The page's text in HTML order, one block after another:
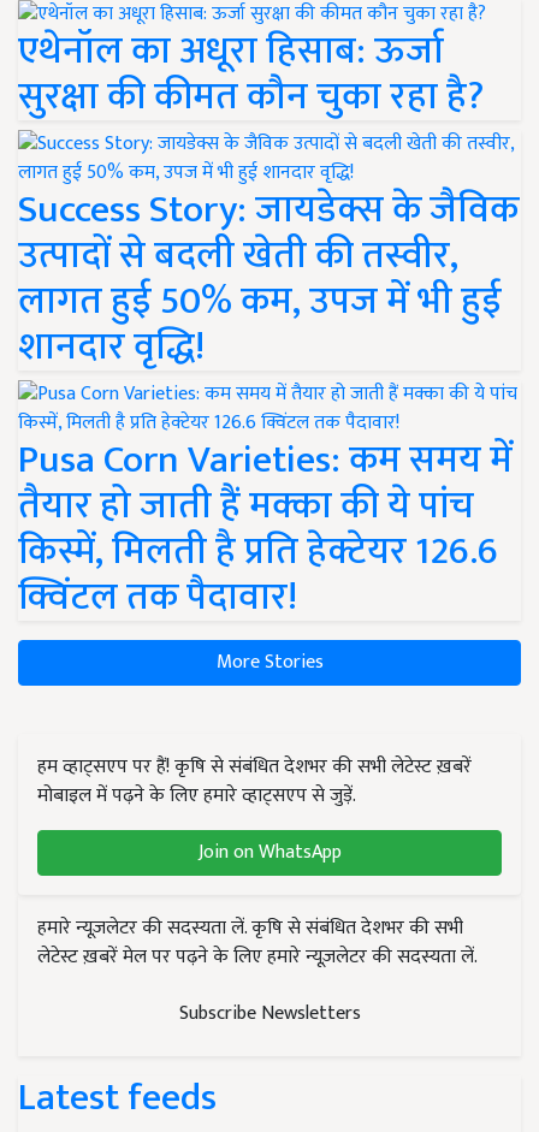
एथेनॉल का अधूरा हिसाब: ऊर्जा
सुरक्षा की कीमत कौन चुका रहा है?
Success Story: जायडेक्स के जैविक
उत्पादों से बदली खेती की तस्वीर,
लागत हुई 50% कम, उपज में भी हुई
शानदार वृद्धि!
Pusa Corn Varieties: कम समय में
तैयार हो जाती हैं मक्का की ये पांच
किस्में, मिलती है प्रति हेक्टेयर 126.6
क्विंटल तक पैदावार!
More Stories
हम व्हाट्सएप पर हैं! कृषि से संबंधित देशभर की सभी लेटेस्ट ख़बरें
मोबाइल में पढ़ने के लिए हमारे व्हाट्सएप से जुड़ें.
Join on WhatsApp
हमारे न्यूज़लेटर की सदस्यता लें. कृषि से संबंधित देशभर की सभी
लेटेस्ट ख़बरें मेल पर पढ़ने के लिए हमारे न्यूज़लेटर की सदस्यता लें.
Subscribe Newsletters
Latest feeds